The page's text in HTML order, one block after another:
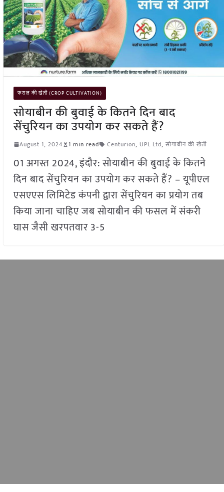
फसल की खेती (CROP CULTIVATION)
सोयाबीन की बुवाई के कितने दिन बाद
सेंचुरियन का उपयोग कर सकते हैं?
August 1, 2024 1 min read Centurion, UPL Ltd, सोयाबीन की खेती
01 अगस्त 2024, इंदौर: सोयाबीन की बुवाई के कितने
दिन बाद सेंचुरियन का उपयोग कर सकते हैं? – यूपीएल
एसएएस लिमिटेड कंपनी द्वारा सेंचुरियन का प्रयोग तब
किया जाना चाहिए जब सोयाबीन की फसल में संकरी
घास जैसी खरपतवार 3-5